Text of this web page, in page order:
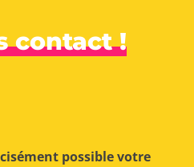
contact !
possible votre